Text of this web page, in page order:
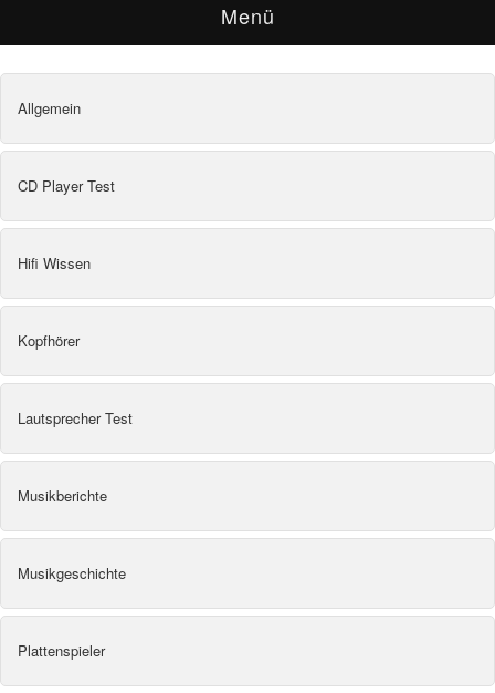
Menü
Allgemein
CD Player Test
Hifi Wissen
Kopfhörer
Lautsprecher Test
Musikberichte
Musikgeschichte
Plattenspieler